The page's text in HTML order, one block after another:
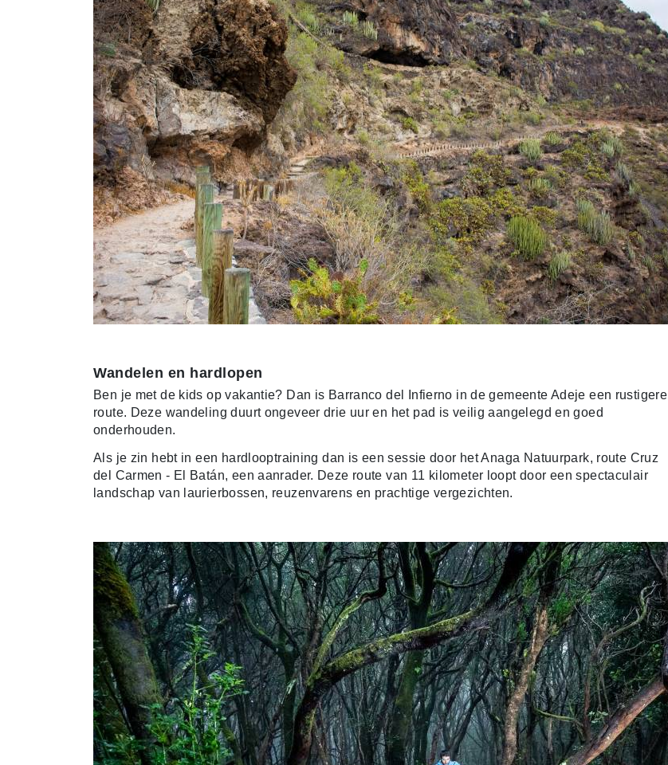
Wandelen en hardlopen
Ben je met de kids op vakantie? Dan is Barranco del Infierno in de gemeente Adeje een rustigere
route. Deze wandeling duurt ongeveer drie uur en het pad is veilig aangelegd en goed
onderhouden.
Als je zin hebt in een hardlooptraining dan is een sessie door het Anaga Natuurpark, route Cruz
del Carmen - El Batán, een aanrader. Deze route van 11 kilometer loopt door een spectaculair
landschap van laurierbossen, reuzenvarens en prachtige vergezichten.